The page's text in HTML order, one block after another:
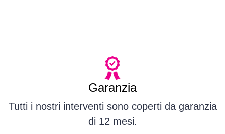
Garanzia
Tutti i nostri interventi sono coperti da garanzia
di 12 mesi.